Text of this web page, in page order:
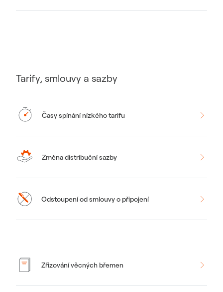
Tarify, smlouvy a sazby
Časy spínání nízkého tarifu
Změna distribuční sazby
Odstoupení od smlouvy o připojení
Zřizování věcných břemen